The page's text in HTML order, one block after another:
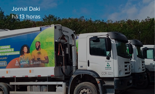
Jornal Daki
há 13 horas